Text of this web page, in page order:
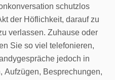
schutzlos
der Höflichkeit, darauf zu
verlassen. Zuhause oder
Sie so viel telefonieren,
jedoch in
Aufzügen, Besprechungen,